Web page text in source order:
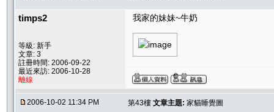
timps2
等級: 新手
文章: 3
註冊時間: 2006-09-22
最近來訪: 2006-10-28
離線
我家的妹妹~牛奶
2006-10-02 11:34 PM 第43樓 文章主題: 家貓睡覺圖